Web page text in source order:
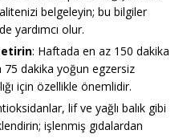
belgeleyin; bu bilgiler
yardımcı olur.
: Haftada en az 150 dakika
dakika yoğun egzersiz
için özellikle önemlidir.
lif ve yağlı balık gibi
işlenmiş gıdalardan